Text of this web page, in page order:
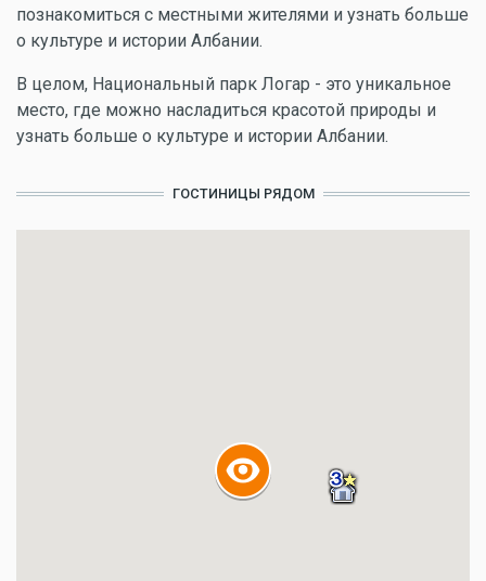
познакомиться с местными жителями и узнать больше
о культуре и истории Албании.
В целом, Национальный парк Логар - это уникальное
место, где можно насладиться красотой природы и
узнать больше о культуре и истории Албании.
ГОСТИНИЦЫ РЯДОМ